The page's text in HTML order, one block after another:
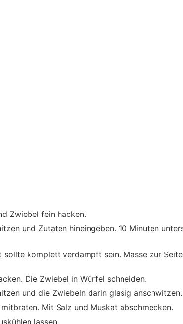
Zwiebel fein hacken.
und Zutaten hineingeben. 10 Minuten
sollte komplett verdampft sein. Masse zur
Die Zwiebel in Würfel schneiden.
und die Zwiebeln darin glasig anschwitzen.
Mit Salz und Muskat abschmecken.
lassen.